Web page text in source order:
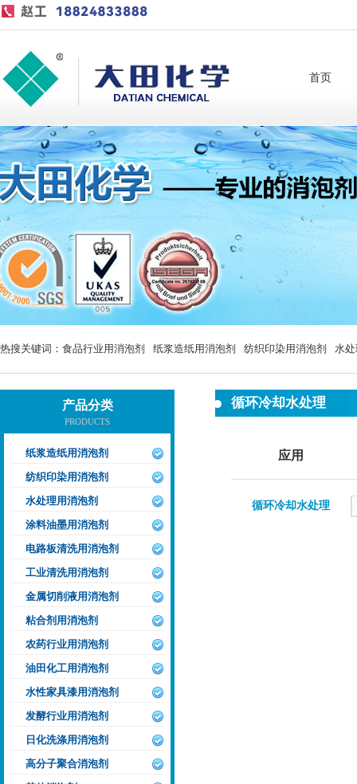
首页
热搜关键词： 食品行业用消泡剂 纸浆造纸用消泡剂 纺织印染用消泡剂 水
产品分类
PRODUCTS
纸浆造纸用消泡剂
纺织印染用消泡剂
水处理用消泡剂
涂料油墨用消泡剂
电路板清洗用消泡剂
工业清洗用消泡剂
金属切削液用消泡剂
粘合剂用消泡剂
农药行业用消泡剂
油田化工用消泡剂
水性家具漆用消泡剂
发酵行业用消泡剂
日化洗涤用消泡剂
高分子聚合消泡剂
循环冷却水处理
应用
循环冷却水处理